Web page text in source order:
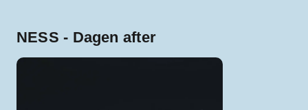
NESS - Dagen after